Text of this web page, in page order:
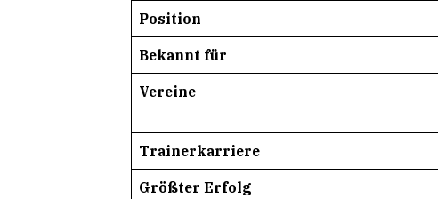
Position
Bekannt für
Vereine
Trainerkarriere
Größter Erfolg